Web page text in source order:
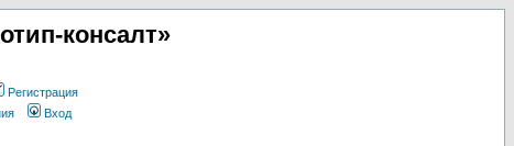
консалт»
Регистрация
Вход